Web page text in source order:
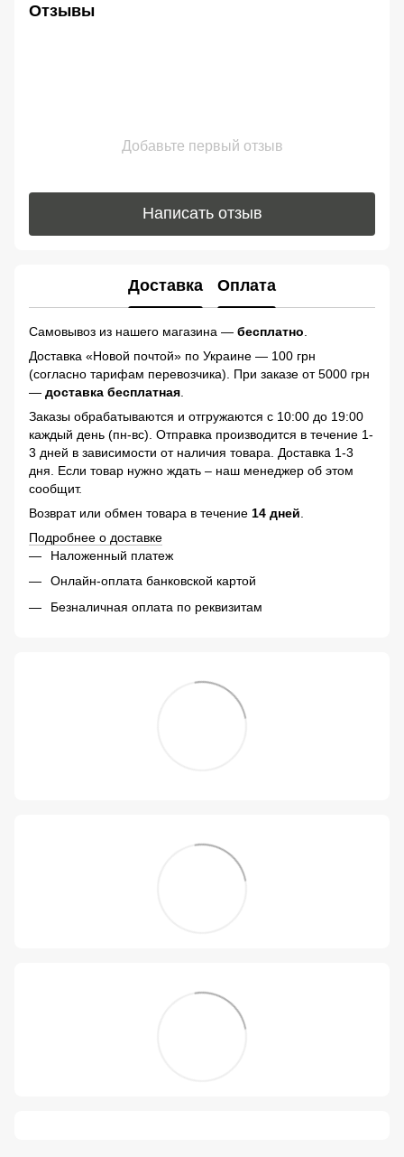
Отзывы
Добавьте первый отзыв
Написать отзыв
Доставка Оплата
Самовывоз из нашего магазина — бесплатно
Доставка «Новой почтой» по Украине — 100 грн
(согласно тарифам перевозчика). При заказе от 5000 грн
— доставка бесплатная
Заказы обрабатываются и отгружаются с 10:00 до 19:00
каждый день (пн-вс). Отправка производится в течение 1-
3 дней в зависимости от наличия товара. Доставка 1-3
дня. Если товар нужно ждать – наш менеджер об этом
сообщит.
Возврат или обмен товара в течение 14 дней
Подробнее о доставке
Наложенный платеж
Онлайн-оплата банковской картой
Безналичная оплата по реквизитам